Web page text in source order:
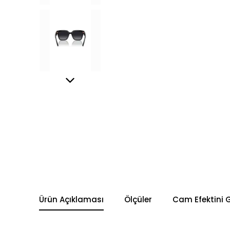
Ürün Açıklaması Ölçüler Cam Efektini